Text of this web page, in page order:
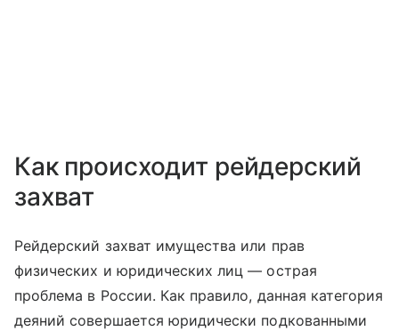
Как происходит рейдерский
захват
Рейдерский захват имущества или прав
физических и юридических лиц — острая
проблема в России. Как правило, данная категория
деяний совершается юридически подкованными